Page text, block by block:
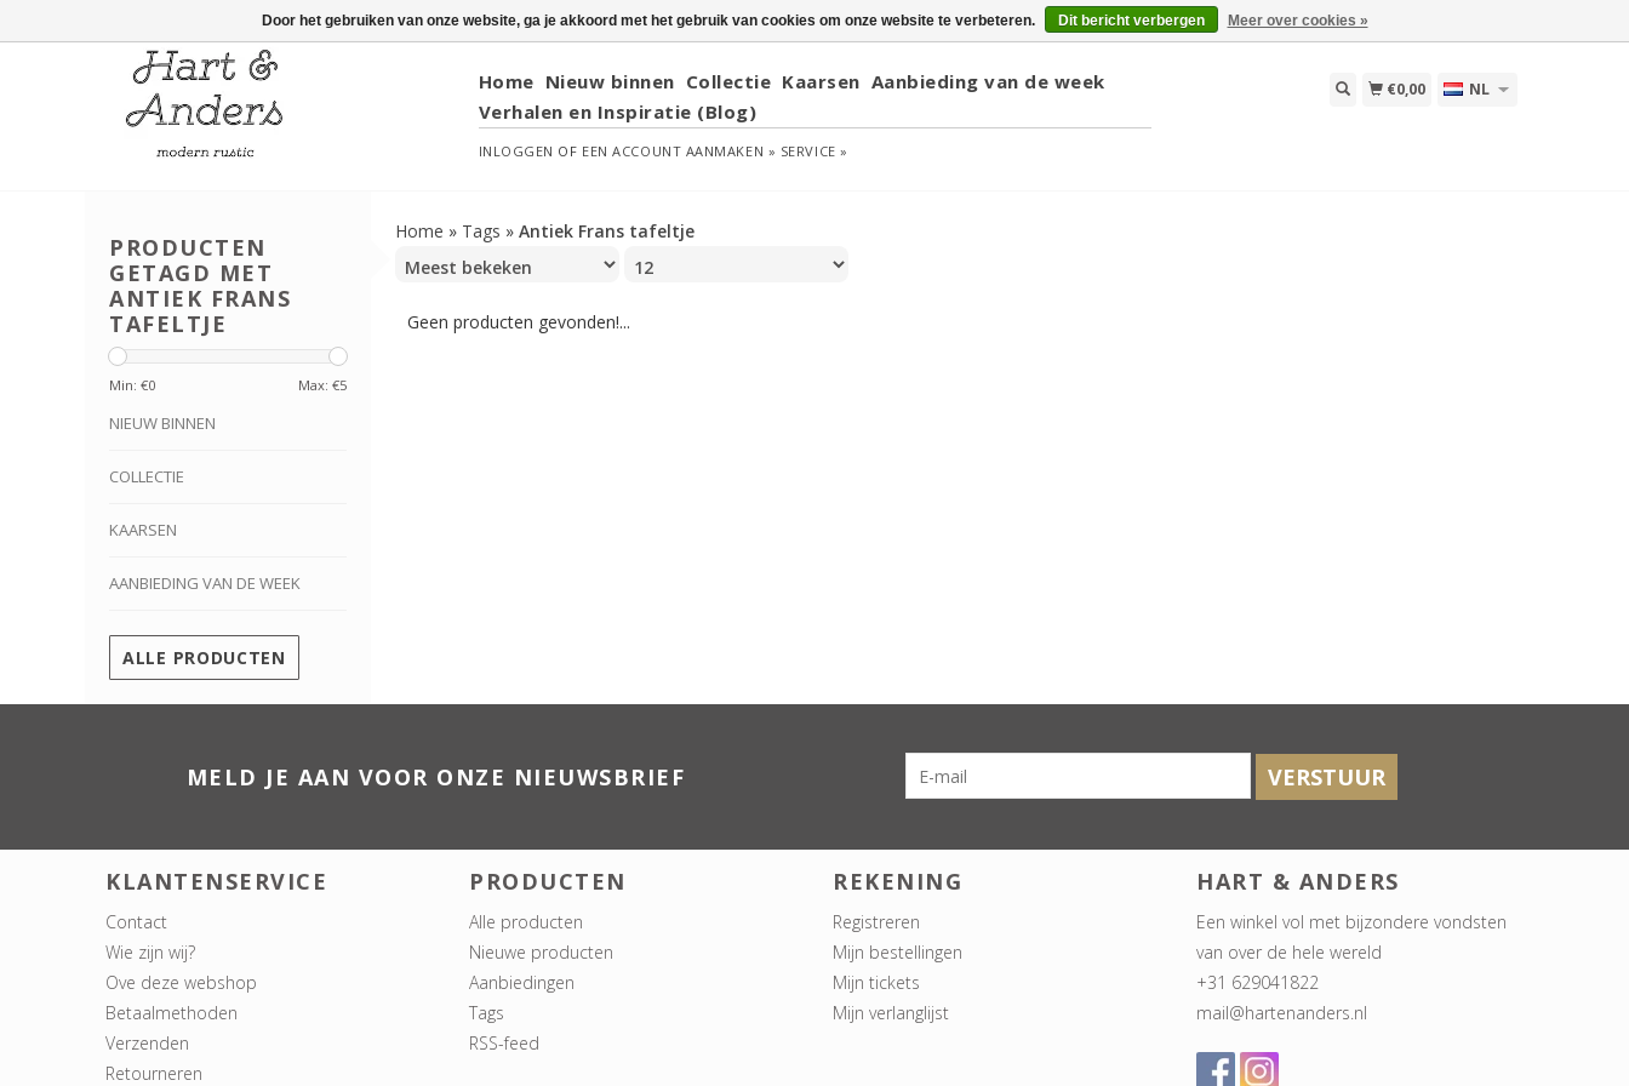
Home Nieuw binnen Collectie Kaarsen Aanbieding van de week
Verhalen en Inspiratie (Blog)
INLOGGEN OF EEN ACCOUNT AANMAKEN » SERVICE »
€0,00 NL
PRODUCTEN
GETAGD MET
ANTIEK FRANS
TAFELTJE
Min: €0 Max: €5
NIEUW BINNEN
COLLECTIE
KAARSEN
AANBIEDING VAN DE WEEK
ALLE PRODUCTEN
Home » Tags » Antiek Frans tafeltje
Geen producten gevonden!...
MELD JE AAN VOOR ONZE NIEUWSBRIEF VERSTUUR
KLANTENSERVICE
Contact
Wie zijn wij?
Ove deze webshop
Betaalmethoden
Verzenden
Retourneren
PRODUCTEN
Alle producten
Nieuwe producten
Aanbiedingen
Tags
RSS-feed
REKENING
Registreren
Mijn bestellingen
Mijn tickets
Mijn verlanglijst
HART & ANDERS
Een winkel vol met bijzondere vondsten
van over de hele wereld
+31 629041822
mail@hartenanders.nl
Door het gebruiken van onze website, ga je akkoord met het gebruik van cookies om onze website te verbeteren. Dit bericht verbergen Meer over cookies »